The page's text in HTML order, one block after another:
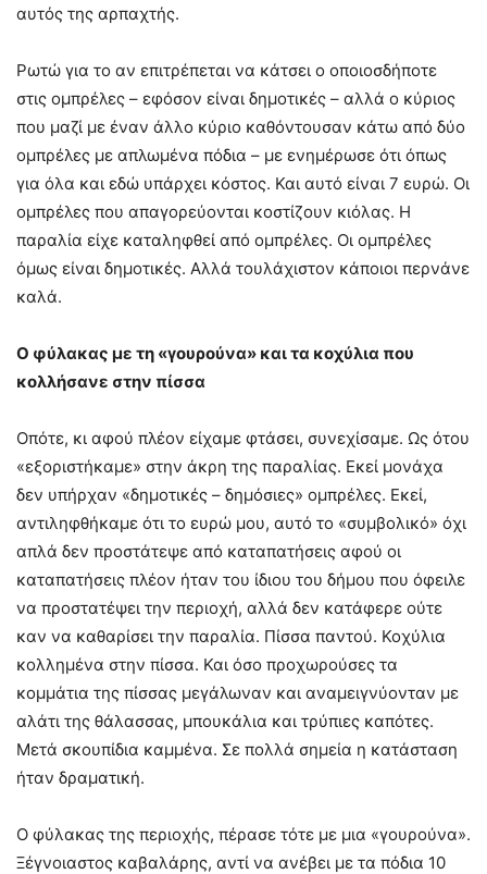
αυτός της αρπαχτής.
Ρωτώ για το αν επιτρέπεται να κάτσει ο οποιοσδήποτε
στις ομπρέλες – εφόσον είναι δημοτικές – αλλά ο κύριος
που μαζί με έναν άλλο κύριο καθόντουσαν κάτω από δύο
ομπρέλες με απλωμένα πόδια – με ενημέρωσε ότι όπως
για όλα και εδώ υπάρχει κόστος. Και αυτό είναι 7 ευρώ. Οι
ομπρέλες που απαγορεύονται κοστίζουν κιόλας. Η
παραλία είχε καταληφθεί από ομπρέλες. Οι ομπρέλες
όμως είναι δημοτικές. Αλλά τουλάχιστον κάποιοι περνάνε
καλά.
Ο φύλακας με τη «γουρούνα» και τα κοχύλια που
κολλήσανε στην πίσσα
Οπότε, κι αφού πλέον είχαμε φτάσει, συνεχίσαμε. Ως ότου
«εξοριστήκαμε» στην άκρη της παραλίας. Εκεί μονάχα
δεν υπήρχαν «δημοτικές – δημόσιες» ομπρέλες. Εκεί,
αντιληφθήκαμε ότι το ευρώ μου, αυτό το «συμβολικό» όχι
απλά δεν προστάτεψε από καταπατήσεις αφού οι
καταπατήσεις πλέον ήταν του ίδιου του δήμου που όφειλε
να προστατέψει την περιοχή, αλλά δεν κατάφερε ούτε
καν να καθαρίσει την παραλία. Πίσσα παντού. Κοχύλια
κολλημένα στην πίσσα. Και όσο προχωρούσες τα
κομμάτια της πίσσας μεγάλωναν και αναμειγνύονταν με
αλάτι της θάλασσας, μπουκάλια και τρύπιες καπότες.
Μετά σκουπίδια καμμένα. Σε πολλά σημεία η κατάσταση
ήταν δραματική.
Ο φύλακας της περιοχής, πέρασε τότε με μια «γουρούνα».
Ξέγνοιαστος καβαλάρης, αντί να ανέβει με τα πόδια 10